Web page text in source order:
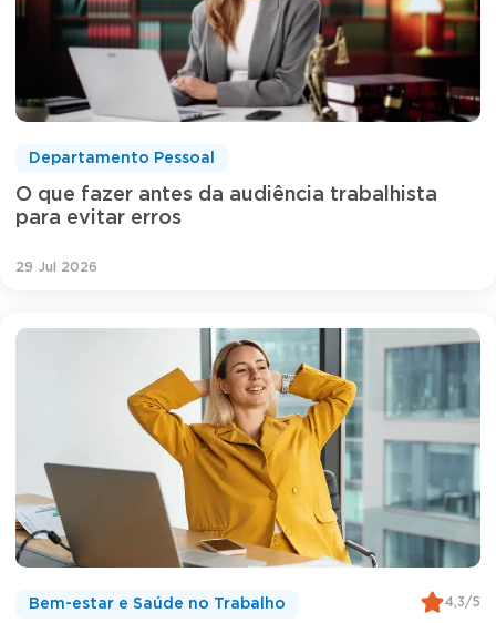
O que fazer antes da audiência trabalhista
para evitar erros
Departamento Pessoal
29 Jul 2026
Bem-estar e Saúde no Trabalho 4,3/5